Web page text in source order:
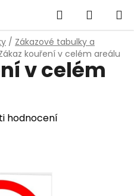
Hledat
KOŠÍK
/ Zákazové tabulky a
kouření v celém areálu
v celém
hodnocení